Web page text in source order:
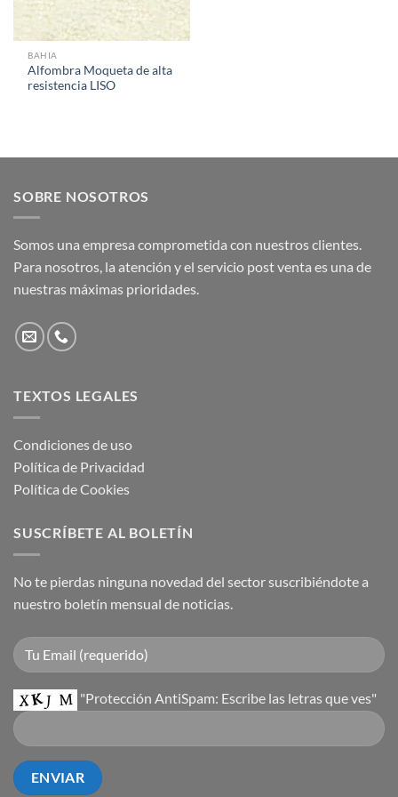
BAHIA
Alfombra Moqueta de alta
resistencia LISO
SOBRE NOSOTROS
Somos una empresa comprometida con nuestros clientes.
Para nosotros, la atención y el servicio post venta es una de
nuestras máximas prioridades.
TEXTOS LEGALES
Condiciones de uso
Política de Privacidad
Política de Cookies
SUSCRÍBETE AL BOLETÍN
No te pierdas ninguna novedad del sector suscribiéndote a
nuestro boletín mensual de noticias.
"Protección AntiSpam: Escribe las letras que ves"